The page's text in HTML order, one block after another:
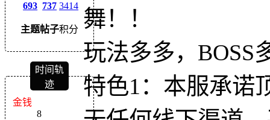
693
主题
737
帖子
3414
积分
时间轨
迹
金钱
8
舞！！
玩法多多，BOSS
特色1：本服承诺